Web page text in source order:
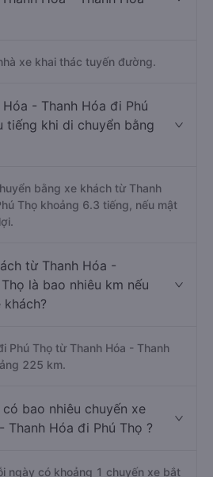
xe khai thác tuyến đường.
- Thanh Hóa đi Phú
tiếng khi di chuyển bằng
bằng xe khách từ Thanh
Thọ khoảng 6.3 tiếng, nếu mật
từ Thanh Hóa -
là bao nhiêu km nếu
Phú Thọ từ Thanh Hóa - Thanh
225 km.
bao nhiêu chuyến xe
Thanh Hóa đi Phú Thọ ?
ngày có khoảng 1 chuyến xe bắt